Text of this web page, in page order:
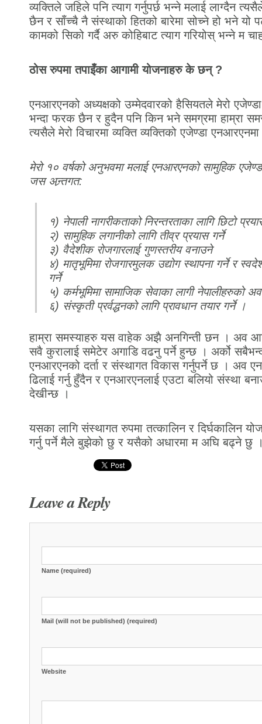
व्यक्तिले जहिले पनि त्याग गर्नुपर्छ भन्ने मलाई लाग्दैन
छैन र साँच्चै नै संस्थाको हितको बारेमा सोच्ने हो भने यो
कामको सिको गर्दै अरु कोहिबाट त्याग गरियोस् भन्ने म
ठोस रुपमा तपाइँका आगामी योजनाहरु के छन् ?
एनआरएनको अध्यक्षको उम्मेदवारको हैसियतले मेरो
भन्दा फरक छैन र हुदैन पनि किन भने समग्रमा हाम्रा
त्यसैले मेरो विचारमा व्यक्ति व्यक्तिको एजेण्डा
मेरो १० वर्षको अनुभवमा मलाई एनआरएनको सामुहिक
जस अन्र्तगत:
१) नेपाली नागरीकताको निरन्तरताका लागि छिटो
२) सामुहिक लगानीको लागि तीव्र प्रयास गर्ने
३) वैदेशीक रोजगारलाई गुणस्तरीय वनाउने
४) मातृभूमिमा रोजगारमुलक उद्योग स्थापना गर्ने र
गर्ने
५) कर्मभूमिमा सामाजिक सेवाका लागी नेपालीहरुको
६) संस्कृती प्रर्वद्धनको लागि प्रावधान तयार गर्ने ।
हाम्रा समस्याहरु यस वाहेक अझै अनगिन्ती छन । अव
सवै कुरालाई समेटेर अगाडि वढनु पर्ने हुन्छ । अर्को
एनआरएनको दर्ता र संस्थागत विकास गर्नुपर्ने छ । अव
ढिलाई गर्नु हुँदैन र एनआरएनलाई एउटा बलियो संस्था
देखीन्छ ।
यसका लागि संस्थागत रुपमा तत्कालिन र दिर्घकालिन
गर्नु पर्ने मैले बुझेको छु र यसैको अधारमा म अघि बढ्ने छु
Leave a Reply
Name (required)
Mail (will not be published) (required)
Website